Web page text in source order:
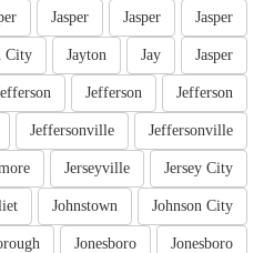
Jasper
Jasper
Jasper
Jasper
Jay
Jayton
City
Jefferson
Jefferson
Jeffersonville
Jeffersonville
Jersey City
Jerseyville
Johnson City
Johnstown
Jonesboro
Jonesboro